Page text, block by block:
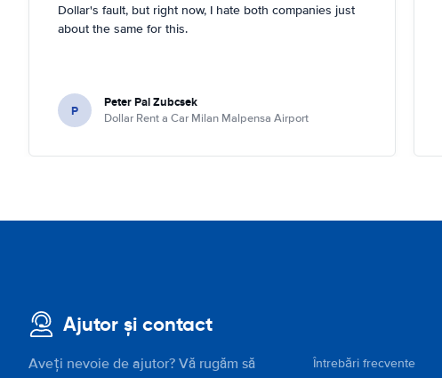
Dollar's fault, but right now, I hate both companies just
about the same for this.
P Peter Pal Zubcsek
Dollar Rent a Car Milan Malpensa Airport
Ajutor și contact
Aveți nevoie de ajutor? Vă rugăm să
Întrebări frecvente